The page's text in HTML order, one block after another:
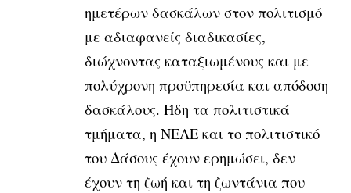
ημετέρων δασκάλων στον πολιτισμό
με αδιαφανείς διαδικασίες,
διώχνοντας καταξιωμένους και με
πολύχρονη προϋπηρεσία και απόδοση
δασκάλους. Ήδη τα πολιτιστικά
τμήματα, η ΝΕΛΕ και το πολιτιστικό
του Δάσους έχουν ερημώσει, δεν
έχουν τη ζωή και τη ζωντάνια που